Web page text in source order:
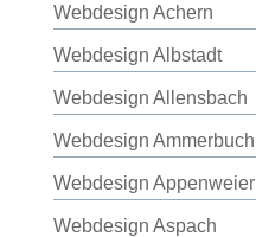
Webdesign Achern
Webdesign Albstadt
Webdesign Allensbach
Webdesign Ammerbuch
Webdesign Appenweier
Webdesign Aspach